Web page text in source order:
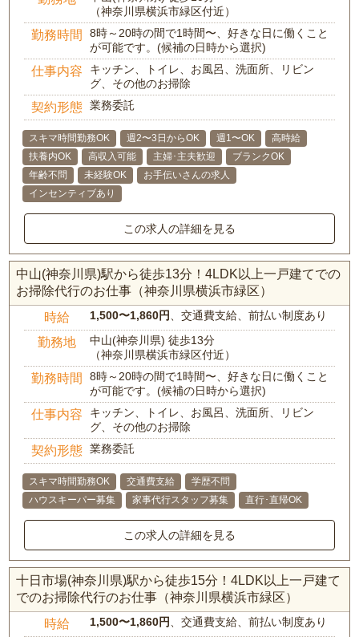
（神奈川県横浜市緑区付近）
勤務時間
8時～20時の間で1時間〜、好きな日に働くこと
が可能です。(候補の日時から選択)
仕事内容
キッチン、トイレ、お風呂、洗面所、リビン
グ、その他のお掃除
契約形態 業務委託
スキマ時間勤務OK 週2〜3日からOK 週1〜OK
高時給
扶養内OK
高収入可能 主婦･主夫歓迎
ブランクOK
年齢不問
未経験OK
お手伝いさんの求人
インセンティブあり
この求人の詳細を見る
中山(神奈川県)駅から徒歩13分！4LDK以上一戸建てでの
お掃除代行のお仕事（神奈川県横浜市緑区）
時給 1,500〜1,860円、交通費支給、前払い制度あり
勤務地
中山(神奈川県) 徒歩13分
（神奈川県横浜市緑区付近）
勤務時間
8時～20時の間で1時間〜、好きな日に働くこと
が可能です。(候補の日時から選択)
仕事内容
キッチン、トイレ、お風呂、洗面所、リビン
グ、その他のお掃除
契約形態 業務委託
スキマ時間勤務OK 交通費支給
学歴不問
ハウスキーパー募集
家事代行スタッフ募集 直行･直帰OK
この求人の詳細を見る
十日市場(神奈川県)駅から徒歩15分！4LDK以上一戸建て
でのお掃除代行のお仕事（神奈川県横浜市緑区）
時給 1,500〜1,860円、交通費支給、前払い制度あり